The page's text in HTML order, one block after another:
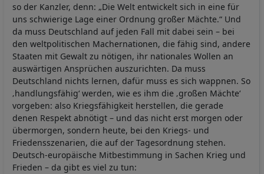
so der Kanzler, denn: „Die Welt entwickelt sich in eine für
uns schwierige Lage einer Ordnung großer Mächte.“ Und
da muss Deutschland auf jeden Fall mit dabei sein – bei
den weltpolitischen Machernationen, die fähig sind, andere
Staaten mit Gewalt zu nötigen, ihr nationales Wollen an
auswärtigen Ansprüchen auszurichten. Da muss
Deutschland nichts lernen, dafür muss es sich wappnen. So
‚handlungsfähig‘ werden, wie es ihm die ‚großen Mächte‘
vorgeben: also Kriegsfähigkeit herstellen, die gerade
denen Respekt abnötigt – und das nicht erst morgen oder
übermorgen, sondern heute, bei den Kriegs- und
Friedensszenarien, die auf der Tagesordnung stehen.
Deutsch-europäische Mitbestimmung in Sachen Krieg und
Frieden – da gibt es viel zu tun: